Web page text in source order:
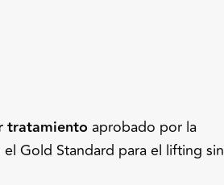
tratamiento aprobado por la
Gold Standard para el lifting sin